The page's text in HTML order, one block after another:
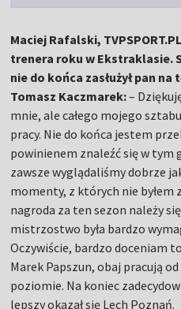
Maciej Rafalski,
trenera roku w Ekstraklasie.
nie do końca zasłużył pan na
Tomasz Kaczmarek:–
mnie, ale całego mojego
pracy. Nie do końca jestem
powinienem znaleźć się w tym
zawsze wyglądaliśmy dobrze
momenty, z których nie byłem
nagroda za ten sezon należy
mistrzostwo była bardzo
Oczywiście, bardzo doceniam
Marek Papszun, obaj pracują
poziomie. Na koniec
lepszy okazał się Lech Poznań.